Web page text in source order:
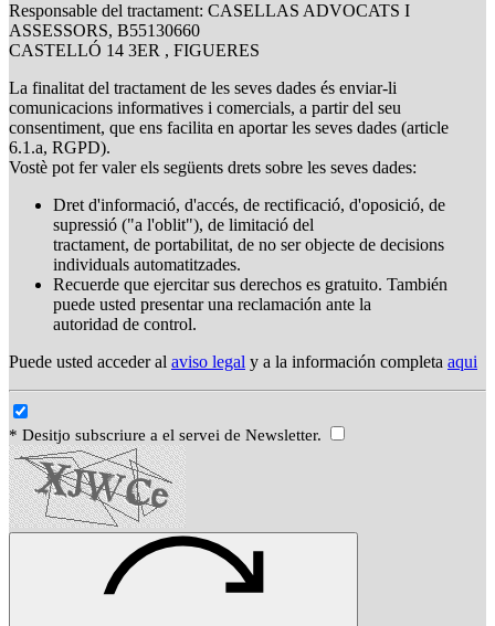
Responsable del tractament: CASELLAS ADVOCATS I
ASSESSORS, B55130660
CASTELLÓ 14 3ER , FIGUERES
La finalitat del tractament de les seves dades és enviar-li
comunicacions informatives i comercials, a partir del seu
consentiment, que ens facilita en aportar les seves dades (article
6.1.a, RGPD).
Vostè pot fer valer els següents drets sobre les seves dades:
Dret d'informació, d'accés, de rectificació, d'oposició, de
supressió ("a l'oblit"), de limitació del
tractament, de portabilitat, de no ser objecte de decisions
individuals automatitzades.
Recuerde que ejercitar sus derechos es gratuito. También
puede usted presentar una reclamación ante la
autoridad de control.
Puede usted acceder al aviso legal y a la información completa aqui
* Desitjo subscriure a el servei de Newsletter.